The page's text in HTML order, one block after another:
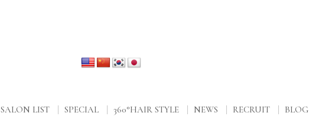
SALON LIST SPECIAL 360°HAIR STYLE NEWS RECRUIT BLOG